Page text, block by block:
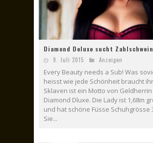
Diamond Deluxe sucht
9. Juli 2015 Anzeigen
Every Beauty needs a Sub! Was
heisst wie jede Schönheit braucht
Sklaven ist ein Motto von Geldherrin
Diamond Dluxe. Die Lady ist 1,68m
und hat schöne Füsse Schuhgrösse
Sie...